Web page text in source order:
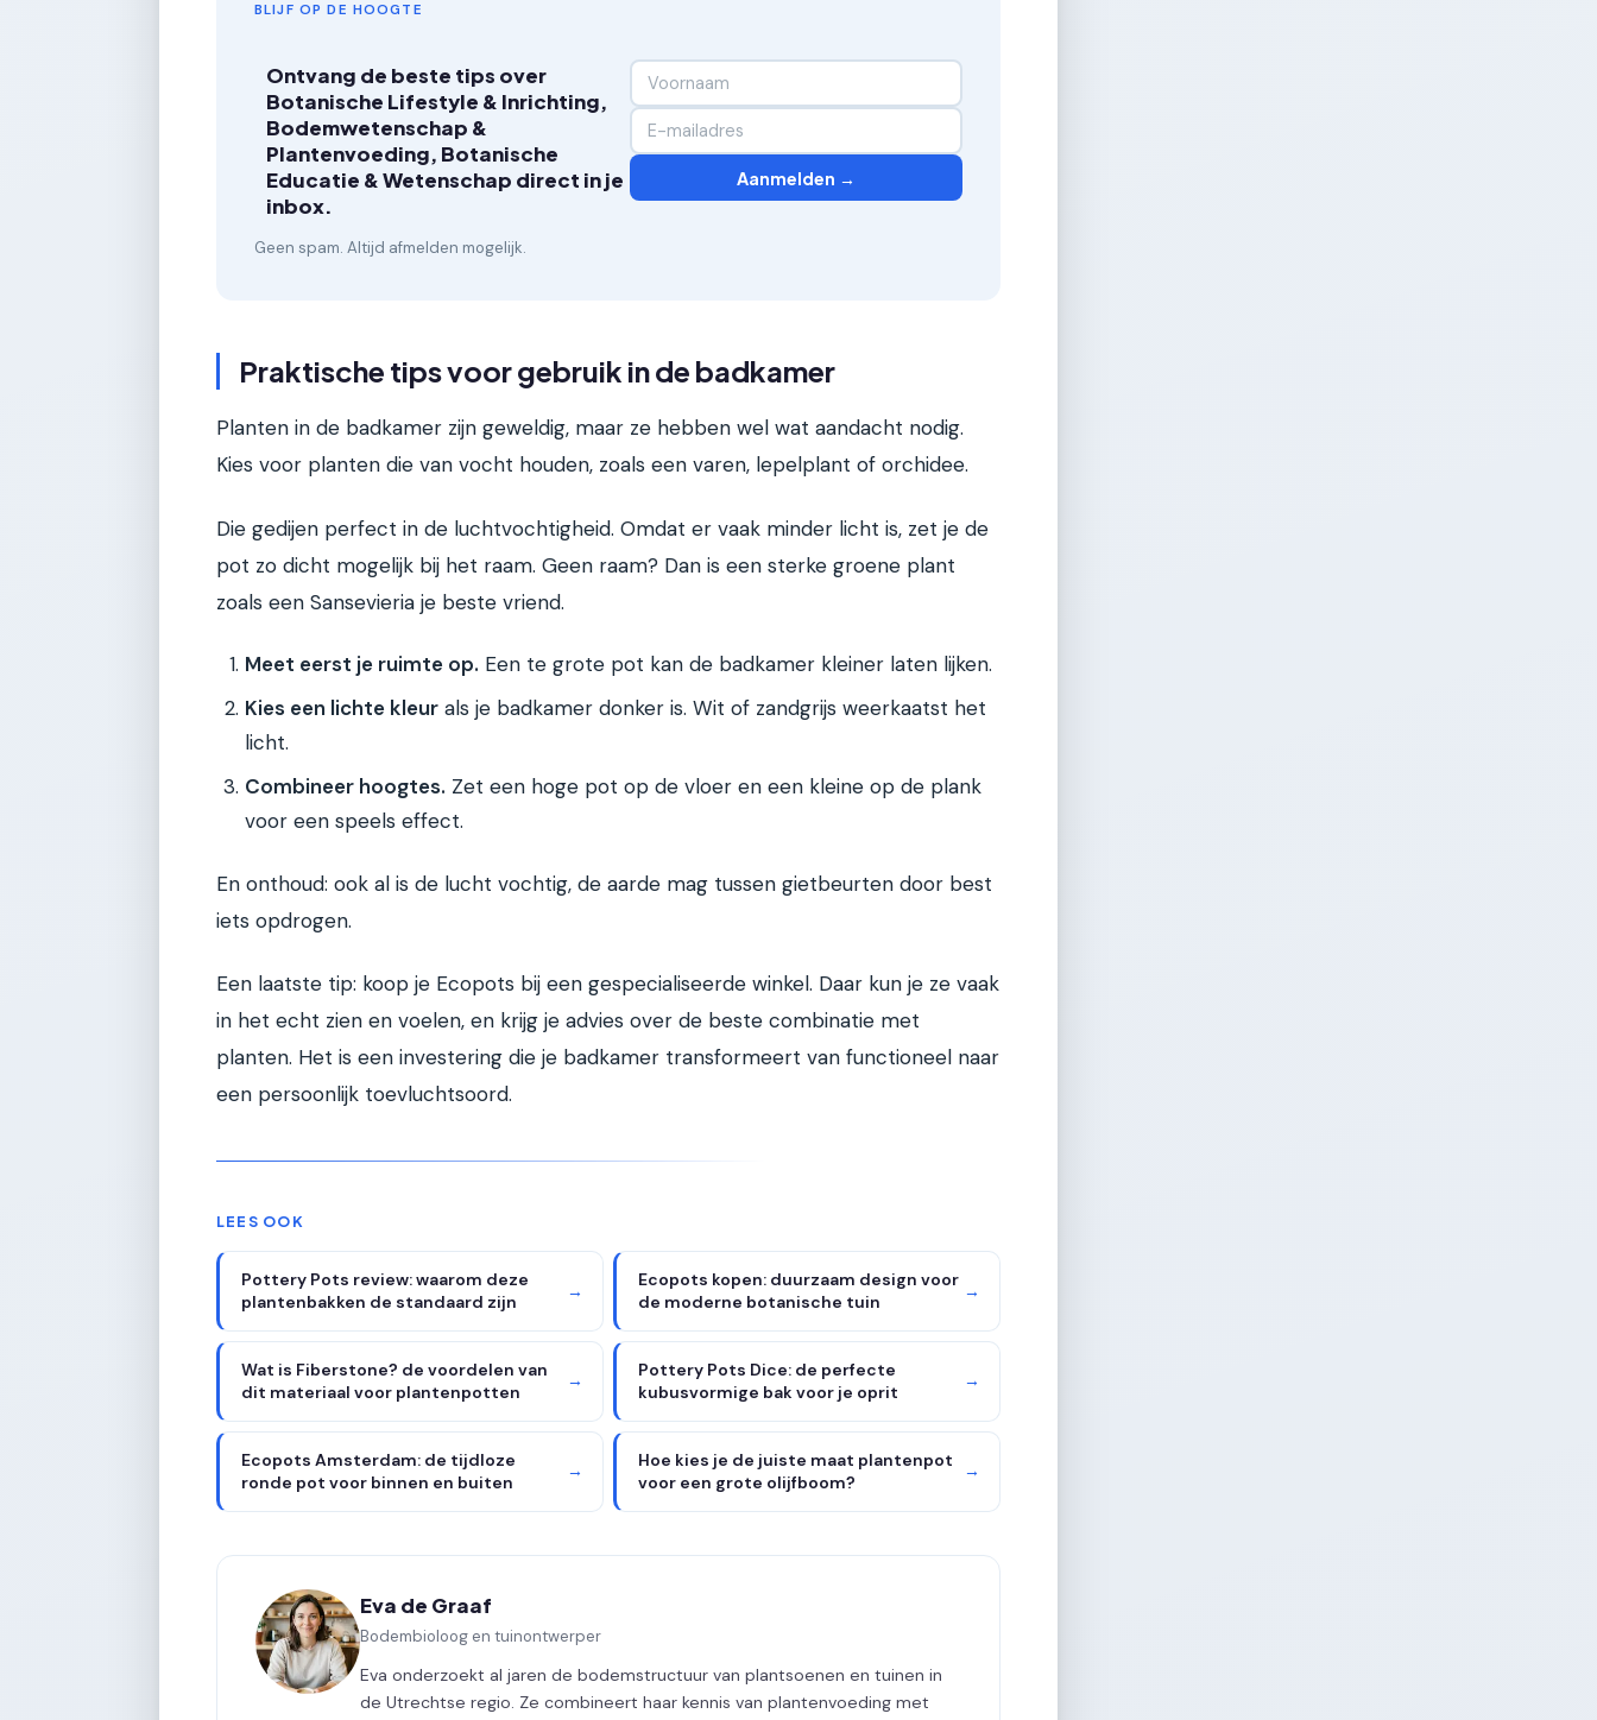
BLIJF OP DE HOOGTE
Ontvang de beste tips over
Botanische Lifestyle & Inrichting,
Bodemwetenschap &
Plantenvoeding, Botanische
Educatie & Wetenschap direct in je
inbox.
Geen spam. Altijd afmelden mogelijk.
Aanmelden →
Praktische tips voor gebruik in de badkamer
Planten in de badkamer zijn geweldig, maar ze hebben wel wat aandacht nodig.
Kies voor planten die van vocht houden, zoals een varen, lepelplant of orchidee.
Die gedijen perfect in de luchtvochtigheid. Omdat er vaak minder licht is, zet je de
pot zo dicht mogelijk bij het raam. Geen raam? Dan is een sterke groene plant
zoals een Sansevieria je beste vriend.
Meet eerst je ruimte op. Een te grote pot kan de badkamer kleiner laten lijken.
Kies een lichte kleur als je badkamer donker is. Wit of zandgrijs weerkaatst het
licht.
Combineer hoogtes. Zet een hoge pot op de vloer en een kleine op de plank
voor een speels effect.
En onthoud: ook al is de lucht vochtig, de aarde mag tussen gietbeurten door best
iets opdrogen.
Een laatste tip: koop je Ecopots bij een gespecialiseerde winkel. Daar kun je ze vaak
in het echt zien en voelen, en krijg je advies over de beste combinatie met
planten. Het is een investering die je badkamer transformeert van functioneel naar
een persoonlijk toevluchtsoord.
LEES OOK
Pottery Pots review: waarom deze
plantenbakken de standaard zijn
→
Ecopots kopen: duurzaam design voor
de moderne botanische tuin
→
Wat is Fiberstone? de voordelen van
dit materiaal voor plantenpotten
→
Pottery Pots Dice: de perfecte
kubusvormige bak voor je oprit
→
Ecopots Amsterdam: de tijdloze
ronde pot voor binnen en buiten
→
Hoe kies je de juiste maat plantenpot
voor een grote olijfboom?
→
Eva de Graaf
Bodembioloog en tuinontwerper
Eva onderzoekt al jaren de bodemstructuur van plantsoenen en tuinen in
de Utrechtse regio. Ze combineert haar kennis van plantenvoeding met